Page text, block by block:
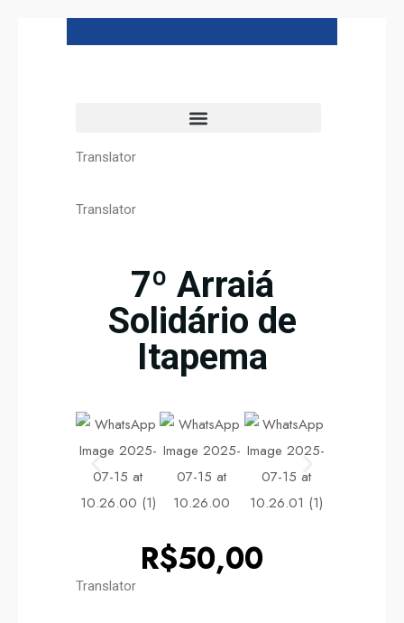
Translator
Translator
7º Arraiá
Solidário de
Itapema
R$50,00
Translator